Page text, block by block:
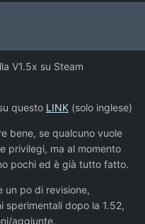
V1.5x su Steam
questo LINK (solo inglese)
bene, se qualcuno vuole
privilegi, ma al momento
pochi ed è già tutto fatto.
un po di revisione,
sperimentali dopo la 1.52,
aggiunte.